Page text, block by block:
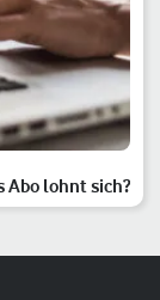
Abo lohnt sich?